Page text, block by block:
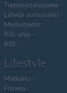
Tietosuojalauseke
Lähetä uutisvinkki
Mediatiedot
RSS-ohje
RSS
Lifestyle
Matkailu
Fitness